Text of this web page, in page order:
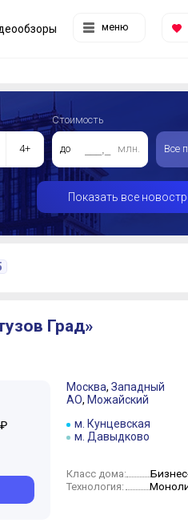
меню
4+
Стоимость
до млн. Все
Показать все
Град»
Москва, Западный
АО, Можайский
м. Кунцевская
м. Давыдково
Класс дома:
Технология: